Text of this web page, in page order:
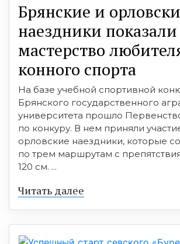
Брянские и
наездники показали
мастерство
конного спорта
На базе учебной спортивной
Брянского государственного
университета прошло
по конкуру. В нем приняли
орловские наездники, которые
по трем маршрутам с
120 см. ...
Читать далее